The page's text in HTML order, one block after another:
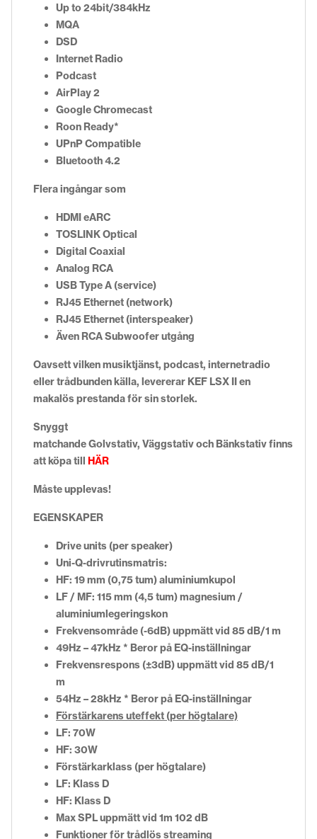
Up to 24bit/384kHz
MQA
DSD
Internet Radio
Podcast
AirPlay 2
Google Chromecast
Roon Ready*
UPnP Compatible
Bluetooth 4.2
Flera ingångar som
HDMI eARC
TOSLINK Optical
Digital Coaxial
Analog RCA
USB Type A (service)
RJ45 Ethernet (network)
RJ45 Ethernet (interspeaker)
Även RCA Subwoofer utgång
Oavsett vilken musiktjänst, podcast, internetradio
eller trådbunden källa, levererar KEF LSX II en
makalös prestanda för sin storlek.
Snyggt
matchandeGolvstativ, Väggstativoch Bänkstativfinns
att köpa till HÄR
Måste upplevas!
EGENSKAPER
Drive units (per speaker)
Uni-Q-drivrutinsmatris:
HF: 19 mm (0,75 tum) aluminiumkupol
LF / MF: 115 mm (4,5 tum) magnesium /
aluminiumlegeringskon
Frekvensområde (-6dB) uppmätt vid 85 dB/1 m
49Hz – 47kHz * Beror på EQ-inställningar
Frekvensrespons (±3dB) uppmätt vid 85 dB/1
m
54Hz – 28kHz * Beror på EQ-inställningar
Förstärkarens uteffekt (per högtalare)
LF: 70W
HF: 30W
Förstärkarklass (per högtalare)
LF: Klass D
HF: Klass D
Max SPL uppmätt vid 1m 102 dB
Funktioner för trådlös streaming